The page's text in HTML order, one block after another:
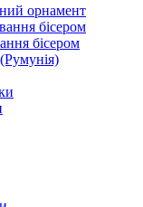
орнамент
бісером
бісером